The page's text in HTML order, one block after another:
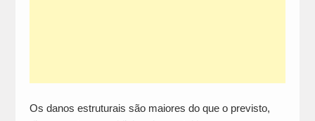
Os danos estruturais são maiores do que o previsto,